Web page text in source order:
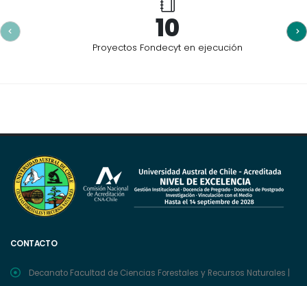
10
Proyectos Fondecyt en ejecución
CONTACTO
Decanato Facultad de Ciencias Forestales y Recursos Naturales |